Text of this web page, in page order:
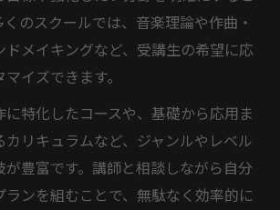
のスクールでは、音楽理論や作曲・
メイキングなど、受講生の希望に応
イズできます。
に特化したコースや、基礎から応用ま
リキュラムなど、ジャンルやレベル
豊富です。講師と相談しながら自分
ンを組むことで、無駄なく効率的に